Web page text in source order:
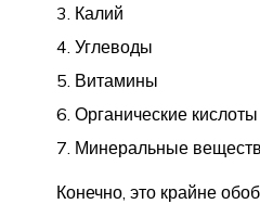
Калий
Углеводы
Витамины
Органические кислоты
Минеральные
Конечно, это крайне